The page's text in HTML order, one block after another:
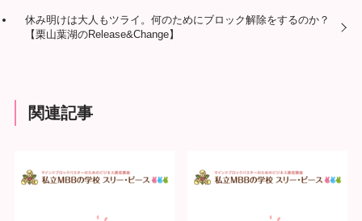
休み明けは大人もツライ。何のためにブロック解除をするのか？
【栗山葉湖のRelease&Change】
関連記事